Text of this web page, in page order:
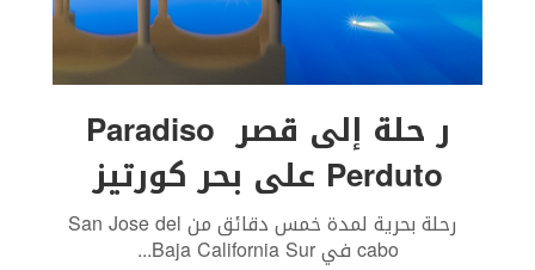
ر حلة إلى قصر Paradiso
Perduto على بحر كورتيز
رحلة بحرية لمدة خمس دقائق من San Jose del
cabo في Baja California Sur ...